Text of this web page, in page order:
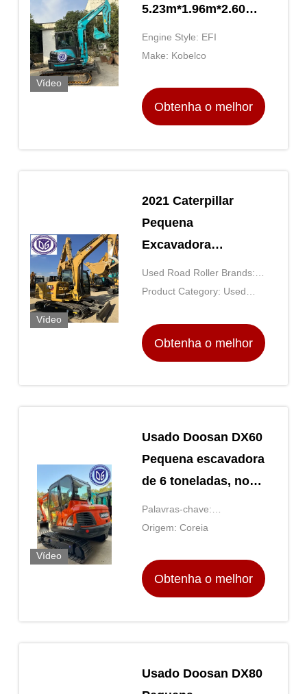
Vídeo
5.23m*1.96m*2.60m
Para pequenos
canteiros de
operação
Engine Style: EFI
Make: Kobelco
Obtenha o melhor
Vídeo
2021 Caterpillar
Pequena
Excavadora
Capacidade de
Balde Padrão de
para Pesado
Used Road Roller Brands:
SANY, XCMG, Liugong,
Product Category: Used
Obtenha o melhor
Vídeo
Usado Doosan DX60
Pequena escavadora
de 6 toneladas, novo
modelo, excelente
qualidade, inventário
Palavras-chave:
Excavadora usada
Origem: Coreia
Obtenha o melhor
Usado Doosan DX80